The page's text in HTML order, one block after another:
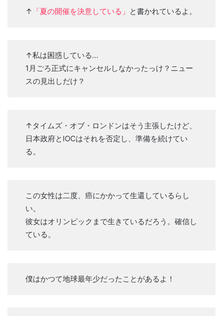
↑ 「夏の開催を決意している」 と書かれているよ。
↑私は困惑している…
1月ごろ正式にキャンセルしなかったっけ？ニュー
スの見出しだけ？
↑タイムズ・オブ・ロンドンはそう主張したけど、
日本政府とIOCはそれを否定し、準備を続けてい
る。
この女性は二度、癌にかかって生還しているらし
い。
彼女はオリンピックまで生きているだろう。確信し
ている。
僕はかつて地球最年少だったことがあるよ！